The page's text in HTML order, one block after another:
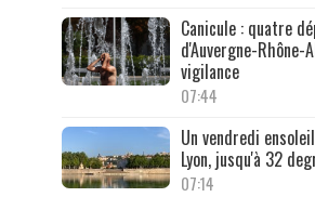
Canicule : quatre
d'Auvergne-Rhône-
vigilance
07:44
Un vendredi
Lyon, jusqu'à 32
07:14